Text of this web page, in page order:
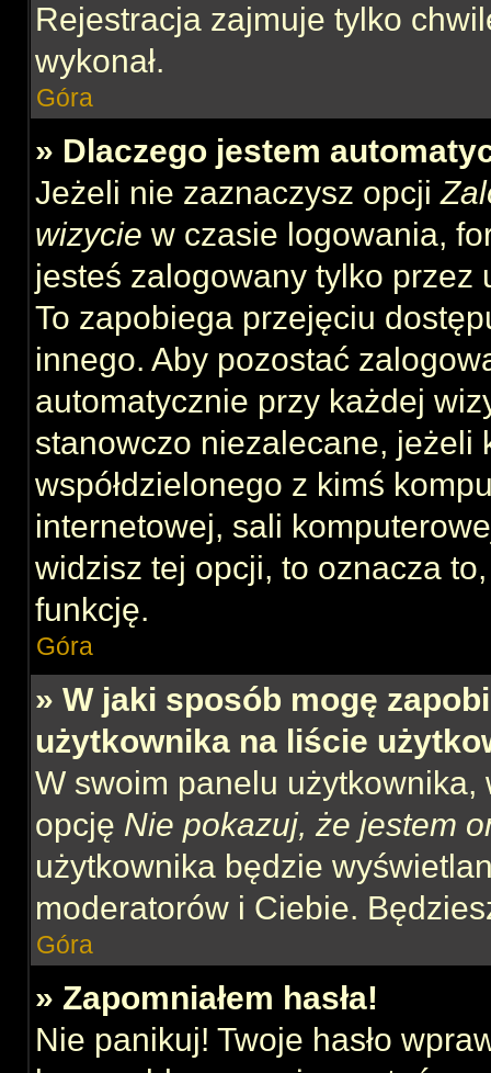
Rejestracja zajmuje tylko
wykonał.
Góra
» Dlaczego jestem
Jeżeli nie zaznaczysz opcji
wizycie w czasie logowania,
jesteś zalogowany tylko
To zapobiega przejęciu
innego. Aby pozostać
automatycznie przy każdej
stanowczo niezalecane, jeżeli
współdzielonego z kimś
internetowej, sali
widzisz tej opcji, to oznacza
funkcję.
Góra
» W jaki sposób mogę
użytkownika na liście
W swoim panelu użytkownika,
opcję Nie pokazuj, że jestem
użytkownika będzie
moderatorów i Ciebie.
Góra
» Zapomniałem hasła!
Nie panikuj! Twoje hasło